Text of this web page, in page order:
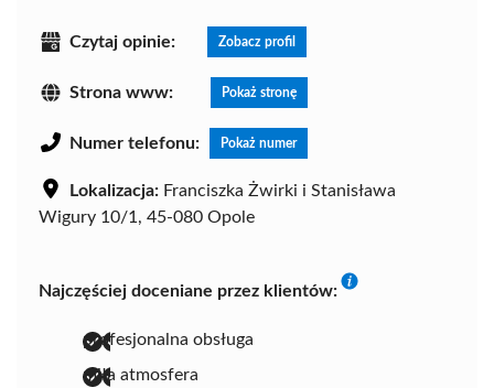
Czytaj opinie: Zobacz profil
Strona www: Pokaż stronę
Numer telefonu: Pokaż numer
Lokalizacja: Franciszka Żwirki i Stanisława
Wigury 10/1, 45-080 Opole
Najczęściej doceniane przez klientów:
profesjonalna obsługa
miła atmosfera